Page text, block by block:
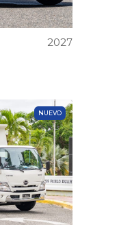
2027
NUEVO